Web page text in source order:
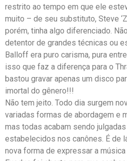
restrito ao tempo em que ele
muito – de seu substituto, Steve
porém, tinha algo diferenciado.
detentor de grandes técnicas ou
Balloff era puro carisma, pura
isso que faz a diferença para o
bastou gravar apenas um disco
imortal do gênero!!!
Não tem jeito. Todo dia surgem
variadas formas de abordagem e
mas todas acabam sendo
estabelecidos nos canônes. É de
nova forma de expressar a